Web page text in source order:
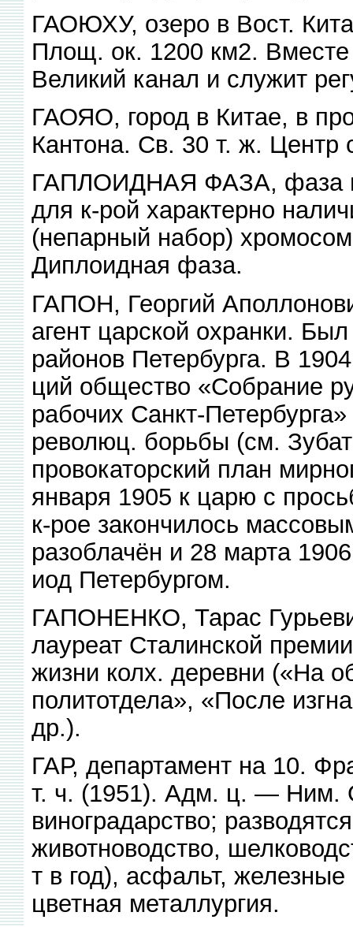
ГАОЮХУ, озеро в Вост.
Площ. ок. 1200 км2. Вместе
Великий канал и служит
ГАОЯО, город в Китае, в
Кантона. Св. 30 т. ж. Центр
ГАПЛОИДНАЯ ФАЗА, фаза в
для к-рой характерно
(непарный набор)
Диплоидная фаза.
ГАПОН, Георгий
агент царской охранки.
районов Петербурга. В
ций общество «Собрание
рабочих Санкт-
революц. борьбы (см.
провокаторский план
января 1905 к царю с
к-рое закончилось
разоблачён и 28 марта
иод Петербургом.
ГАПОНЕНКО, Тарас
лауреат Сталинской
жизни колх. деревни («На
политотдела», «После
др.).
ГАР, департамент на 10.
т. ч. (1951). Адм. ц. — Ним.
виноградарство;
животноводство,
т в год), асфальт,
цветная металлургия.